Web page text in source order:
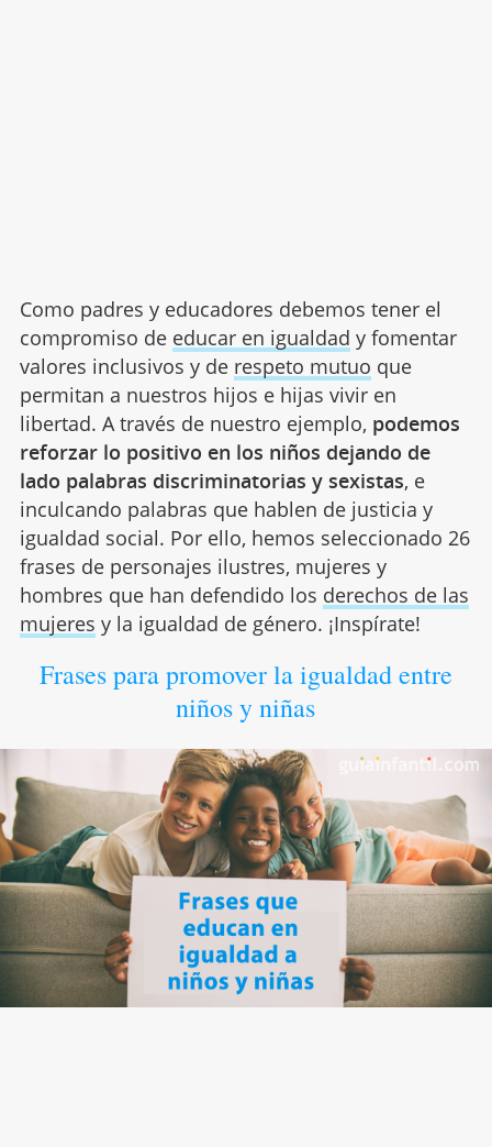
Como padres y educadores debemos tener el
compromiso de educar en igualdad y fomentar
valores inclusivos y de respeto mutuo que
permitan a nuestros hijos e hijas vivir en
libertad. A través de nuestro ejemplo, podemos
reforzar lo positivo en los niños dejando de
lado palabras discriminatorias y sexistas, e
inculcando palabras que hablen de justicia y
igualdad social. Por ello, hemos seleccionado 26
frases de personajes ilustres, mujeres y
hombres que han defendido los derechos de las
mujeres y la igualdad de género. ¡Inspírate!
Frases para promover la igualdad entre
niños y niñas